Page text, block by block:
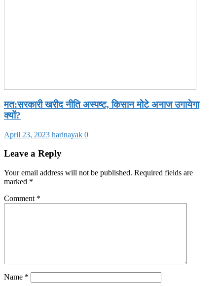
मत:सरकारी खरीद नीति अस्पष्ट, किसान मोटे अनाज उगायेगा
क्यों?
April 23, 2023 harinayak 0
Leave a Reply
Your email address will not be published. Required fields are
marked *
Comment *
Name *